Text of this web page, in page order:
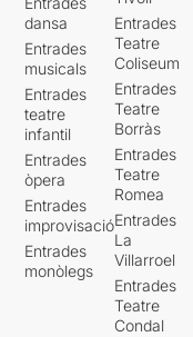
dansa
Entrades
musicals
Entrades
teatre
infantil
Entrades
òpera
Entrades
improvisació
Entrades
monòlegs
Entrades
Teatre
Coliseum
Entrades
Teatre
Borràs
Entrades
Teatre
Romea
Entrades
La
Villarroel
Entrades
Teatre
Condal